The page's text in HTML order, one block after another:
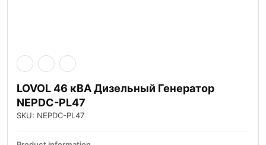
LOVOL 46 кВА Дизельный Генератор
NEPDC-PL47
SKU: NEPDC-PL47